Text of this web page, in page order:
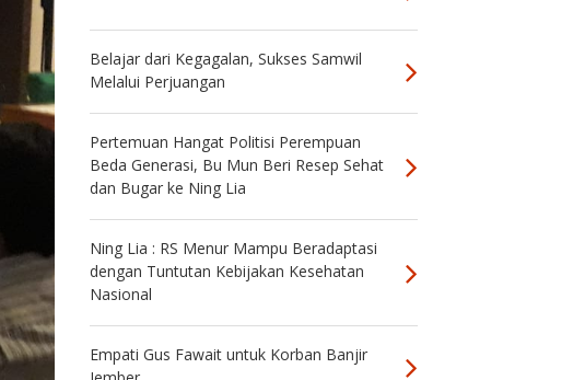
Belajar dari Kegagalan, Sukses Samwil
Melalui Perjuangan
Pertemuan Hangat Politisi Perempuan
Beda Generasi, Bu Mun Beri Resep Sehat
dan Bugar ke Ning Lia
Ning Lia : RS Menur Mampu Beradaptasi
dengan Tuntutan Kebijakan Kesehatan
Nasional
Empati Gus Fawait untuk Korban Banjir